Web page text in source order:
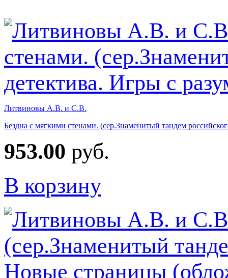
Литвиновы А.В. и С.В.
Бездна с мягкими стенами. (сер.Знаменитый тандем
953.00 руб.
В корзину